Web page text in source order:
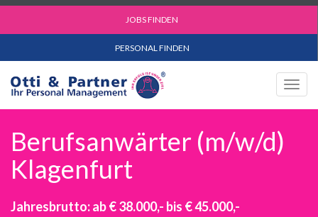
JOBS FINDEN
PERSONAL FINDEN
Berufsanwärter (m/w/d)
Klagenfurt
Jahresbrutto: ab € 38.000,- bis € 45.000,-